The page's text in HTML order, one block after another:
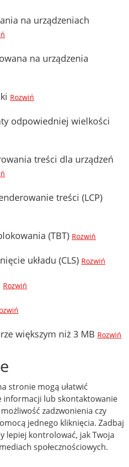
na urządzeniach
na urządzenia
Rozwiń
odpowiedniej wielkości
treści dla urządzeń
treści (LCP)
(TBT) Rozwiń
układu (CLS) Rozwiń
Rozwiń
większym niż 3 MB Rozwiń
stronie mogą ułatwić
informacji lub skontaktowanie
zadzwonienia czy
jednego kliknięcia. Zadbaj
lepiej kontrolować, jak Twoja
społecznościowych.